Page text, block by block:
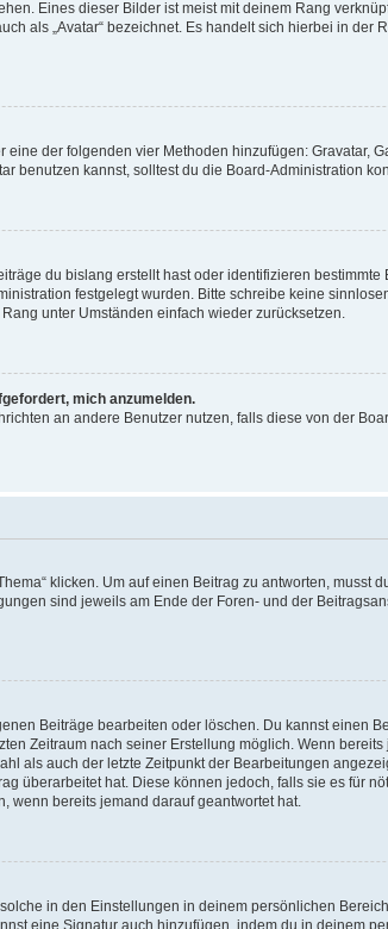
Eines dieser Bilder ist meist mit deinem Rang
als „Avatar“ bezeichnet. Es handelt sich hierbei in
eine der folgenden vier Methoden hinzufügen:
benutzen kannst, solltest du die Board-Administration
du bislang erstellt hast oder identifizieren
festgelegt wurden. Bitte schreibe keine
unter Umständen einfach wieder zurücksetzen.
mich anzumelden.
an andere Benutzer nutzen, falls diese von der
klicken. Um auf einen Beitrag zu antworten, musst
sind jeweils am Ende der Foren- und der
Beiträge bearbeiten oder löschen. Du kannst einen
Zeitraum nach seiner Erstellung möglich. Wenn
als auch der letzte Zeitpunkt der Bearbeitungen
überarbeitet hat. Diese können jedoch, falls sie es für
wenn bereits jemand darauf geantwortet hat.
in den Einstellungen in deinem persönlichen